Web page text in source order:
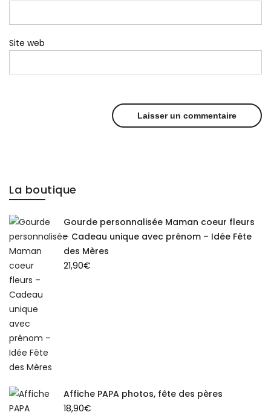
Site web
La boutique
Gourde personnalisée Maman coeur fleurs
– Cadeau unique avec prénom – Idée Fête
des Mères
21,90€
Affiche PAPA photos, fête des pères
18,90€